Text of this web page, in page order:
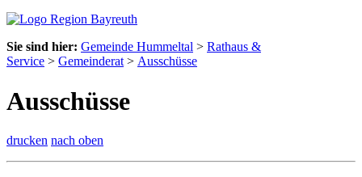
Sie sind hier: Gemeinde Hummeltal > Rathaus &
Service > Gemeinderat > Ausschüsse
Ausschüsse
drucken nach oben